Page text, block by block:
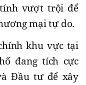
vượt trội để
mại tự do.
khu vực tại
đang tích cực
Đầu tư để xây